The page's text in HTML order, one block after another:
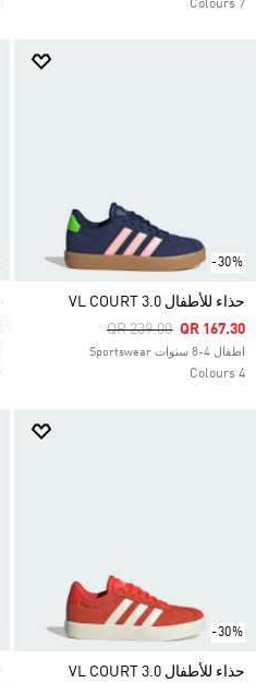
7 Colours
-30%
حذاء للأطفال VL COURT 3.0
Price Reduced From
QR 239.00ToQR 167.30
اطفال 4-8 سنوات Sportswear
4 Colours
-30%
حذاء للأطفال VL COURT 3.0